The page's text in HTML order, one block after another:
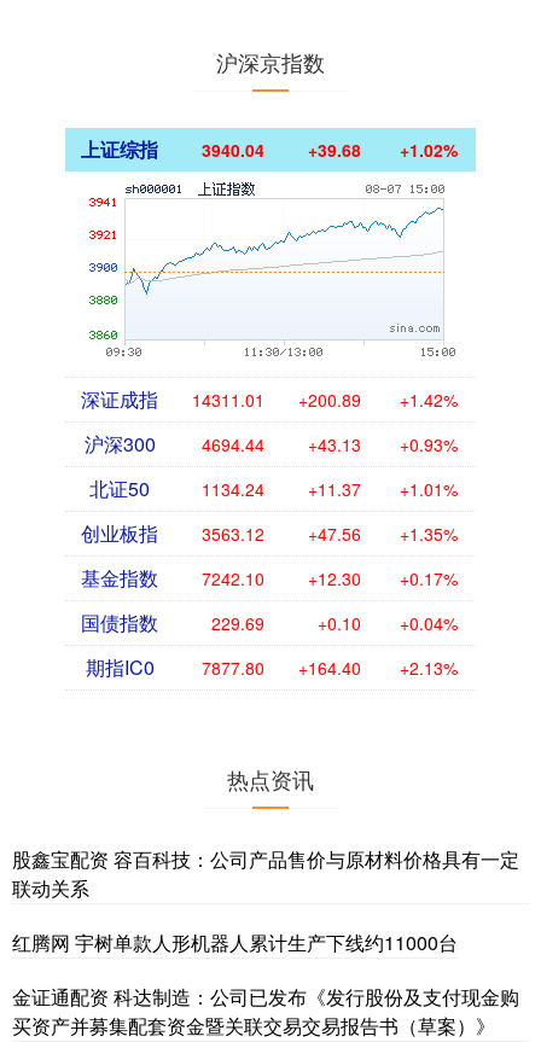
沪深京指数
上证综指 3940.04 +39.68 +1.02%
深证成指 14311.01 +200.89 +1.42%
沪深300 4694.44 +43.13 +0.93%
北证50 1134.24 +11.37 +1.01%
创业板指 3563.12 +47.56 +1.35%
基金指数 7242.10 +12.30 +0.17%
国债指数 229.69 +0.10 +0.04%
期指IC0 7877.80 +164.40 +2.13%
热点资讯
股鑫宝配资 容百科技：公司产品售价与原材料价格具有一定
联动关系
红腾网 宇树单款人形机器人累计生产下线约11000台
金证通配资 科达制造：公司已发布《发行股份及支付现金购
买资产并募集配套资金暨关联交易交易报告书（草案）》